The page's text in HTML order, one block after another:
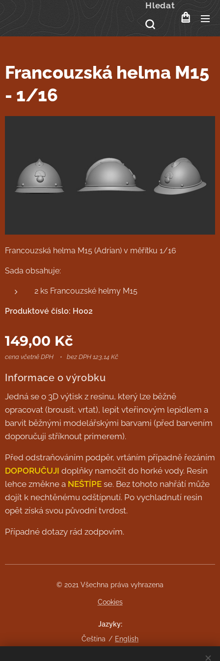
Hledat
Francouzská helma M15
- 1/16
Francouzská helma M15 (Adrian) v měřítku 1/16
Sada obsahuje:
2 ks Francouzské helmy M15
Produktové číslo: H002
149,00 Kč
cena včetně DPH bez DPH 123,14 Kč
Informace o výrobku
Jedná se o 3D výtisk z resinu, který lze běžně
opracovat (brousit, vrtat), lepit vteřinovým lepidlem a
barvit běžnými modelářskými barvami (před barvením
doporučuji stříknout primerem).
Před odstraňováním podpěr, vrtáním případně řezáním
DOPORUČUJI doplňky namočit do horké vody. Resin
lehce změkne a NEŠTÍPE se. Bez tohoto nahřátí může
dojít k nechtěnému odštípnutí. Po vychladnutí resin
opět získá svou původní tvrdost.
Případné dotazy rád zodpovím.
© 2021 Všechna práva vyhrazena
Cookies
Jazyky
Čeština
English